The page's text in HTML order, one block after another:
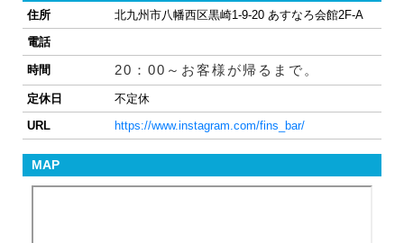
住所
北九州市八幡西区黒崎1-9-20 あすなろ会館2F-A
電話
時間 20：00～お客様が帰るまで。
定休日
不定休
URL
https://www.instagram.com/fins_bar/
MAP